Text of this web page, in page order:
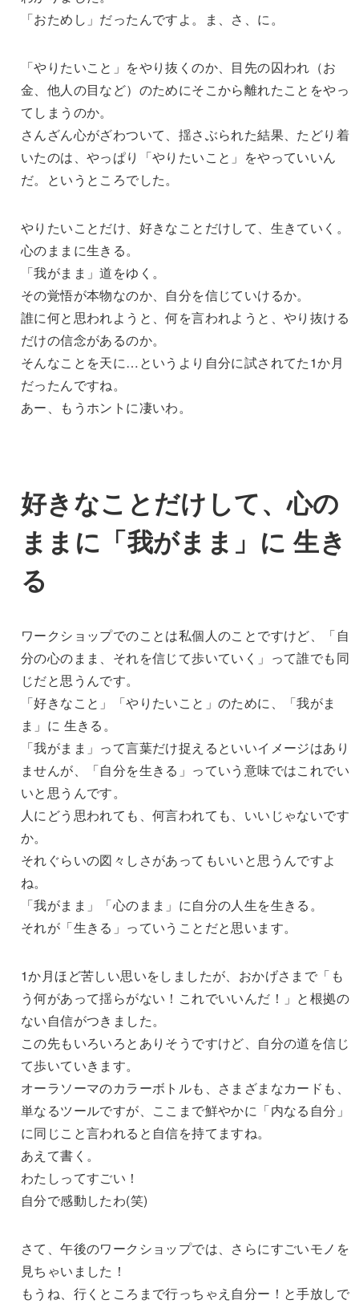
「おためし」だったんですよ。ま、さ、に。
「やりたいこと」をやり抜くのか、目先の囚われ（お
金、他人の目など）のためにそこから離れたことをやっ
てしまうのか。
さんざん心がざわついて、揺さぶられた結果、たどり着
いたのは、やっぱり「やりたいこと」をやっていいん
だ。というところでした。
やりたいことだけ、好きなことだけして、生きていく。
心のままに生きる。
「我がまま」道をゆく。
その覚悟が本物なのか、自分を信じていけるか。
誰に何と思われようと、何を言われようと、やり抜ける
だけの信念があるのか。
そんなことを天に…というより自分に試されてた1か月
だったんですね。
あー、もうホントに凄いわ。
好きなことだけして、心の
ままに「我がまま」に 生き
る
ワークショップでのことは私個人のことですけど、「自
分の心のまま、それを信じて歩いていく」って誰でも同
じだと思うんです。
「好きなこと」「やりたいこと」のために、「我がま
ま」に 生きる。
「我がまま」って言葉だけ捉えるといいイメージはあり
ませんが、「自分を生きる」っていう意味ではこれでい
いと思うんです。
人にどう思われても、何言われても、いいじゃないです
か。
それぐらいの図々しさがあってもいいと思うんですよ
ね。
「我がまま」「心のまま」に自分の人生を生きる。
それが「生きる」っていうことだと思います。
1か月ほど苦しい思いをしましたが、おかげさまで「も
う何があって揺らがない！これでいいんだ！」と根拠の
ない自信がつきました。
この先もいろいろとありそうですけど、自分の道を信じ
て歩いていきます。
オーラソーマのカラーボトルも、さまざまなカードも、
単なるツールですが、ここまで鮮やかに「内なる自分」
に同じこと言われると自信を持てますね。
あえて書く。
わたしってすごい！
自分で感動したわ(笑)
さて、午後のワークショップでは、さらにすごいモノを
見ちゃいました！
もうね、行くところまで行っちゃえ自分ー！と手放しで